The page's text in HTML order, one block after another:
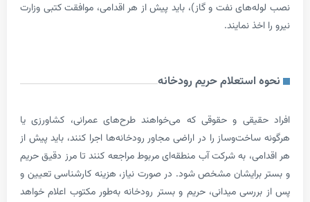
نفت و گاز)، باید پیش از هر اقدامی، موافقت کتبی وزارت
نمایند.
حریم رودخانه
و حقوقی که می‌خواهند طرح‌های عمرانی، کشاورزی یا
را در اراضی مجاور رودخانه‌ها اجرا کنند، باید پیش از
به شرکت آب منطقه‌ای مربوط مراجعه کنند تا مرز دقیق حریم
مشخص شود. در صورت نیاز، هزینه کارشناسی تعیین و
میدانی، حریم و بستر رودخانه به‌طور مکتوب اعلام خواهد